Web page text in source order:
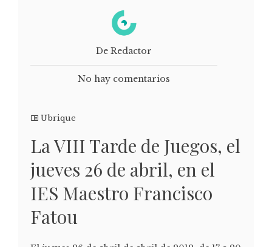
De Redactor
No hay comentarios
Ubrique
La VIII Tarde de Juegos, el
jueves 26 de abril, en el
IES Maestro Francisco
Fatou